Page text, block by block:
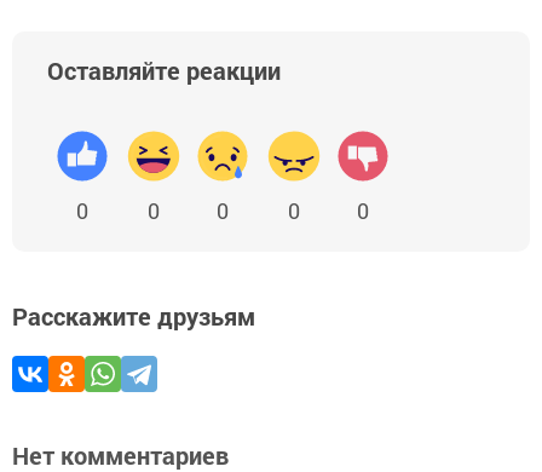
Оставляйте реакции
0 0 0 0 0
Расскажите друзьям
Нет комментариев